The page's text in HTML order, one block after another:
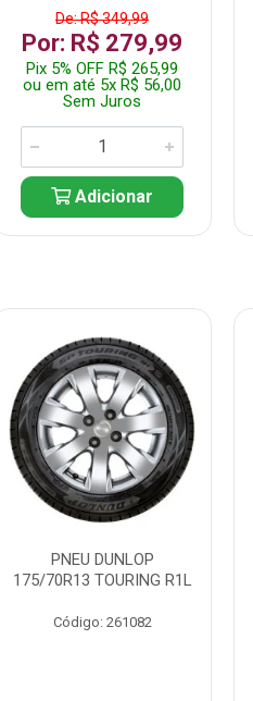
De: R$ 349,99
Por: R$ 279,99
Pix 5% OFF R$ 265,99
ou em até 5x R$ 56,00
Sem Juros
Adicionar
PNEU DUNLOP
175/70R13 TOURING R1L
Código: 261082